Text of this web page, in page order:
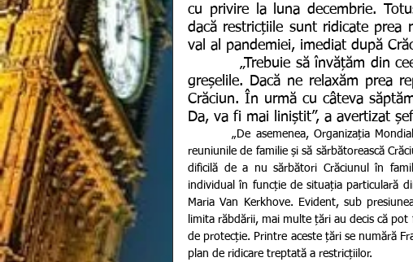
cu privire la luna decembrie.
dacă restricțiile sunt ridicate prea
val al pandemiei, imediat după
          „Trebuie să învățăm din ceea ce s-a întâmplat în vară, ca să nu repetăm
greșelile. Dacă ne relaxăm prea
Crăciun. În urmă cu câteva
Da, va fi mai liniștit”, a avertizat
         „De asemenea, Organizația Mondială a Sănătății (OMS) recomandă oamenilor să renunțe la
reuniunile de familie și să sărbătorească
dificilă de a nu sărbători Crăciunul în
individual în funcție de situația particulară
Maria Van Kerkhove. Evident, sub
limita răbdării, mai multe țări au decis că
de protecție. Printre aceste țări se numără
plan de ridicare treptată a restricțiilor.